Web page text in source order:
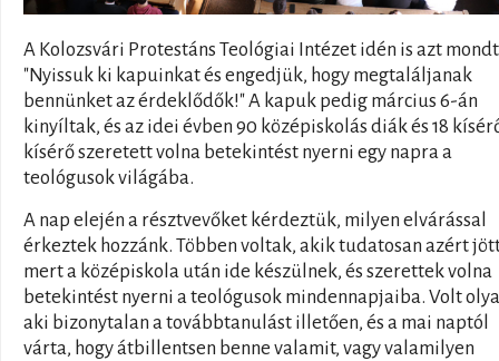
A Kolozsvári Protestáns Teológiai Intézet idén is azt
"Nyissuk ki kapuinkat és engedjük, hogy megtaláljanak
bennünket az érdeklődők!" A kapuk pedig március 6-án
kinyíltak, és az idei évben 90 középiskolás diák és 18
kísérő szeretett volna betekintést nyerni egy napra a
teológusok világába.
A nap elején a résztvevőket kérdeztük, milyen elvárással
érkeztek hozzánk. Többen voltak, akik tudatosan azért
mert a középiskola után ide készülnek, és szerettek volna
betekintést nyerni a teológusok mindennapjaiba. Volt
aki bizonytalan a továbbtanulást illetően, és a mai naptól
várta, hogy átbillentsen benne valamit, vagy valamilyen